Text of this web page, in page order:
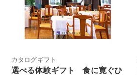
カタログギフト
選べる体験ギフト 食に寛ぐひ